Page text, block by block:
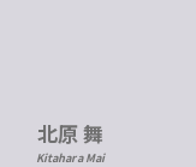
北原 舞
Kitahara Mai